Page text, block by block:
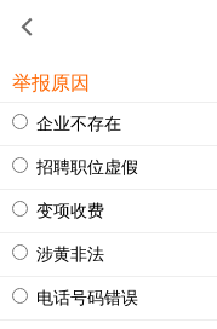
举报原因
企业不存在
招聘职位虚假
变项收费
涉黄非法
电话号码错误